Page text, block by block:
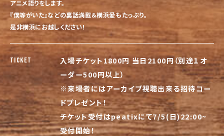
アニメ語りをします。
『僕等がいた』などの裏話満載＆横浜愛もたっぷり。
是非横浜にお越しください！
TICKET
入場チケット1800円 当日2100円（別途１オ
ーダー500円以上）
※来場者にはアーカイブ視聴出来る招待コー
ドプレゼント！
チケット受付はpeatixにて7/5(日)22:00~
受付開始！